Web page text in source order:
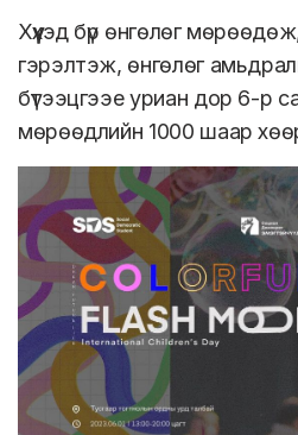
Хүүхэд бүр өнгөлөг
гэрэлтэж, өнгөлөг
бүтээцгээе уриан дор 6-р
мөрөөдлийн 1000 шаар